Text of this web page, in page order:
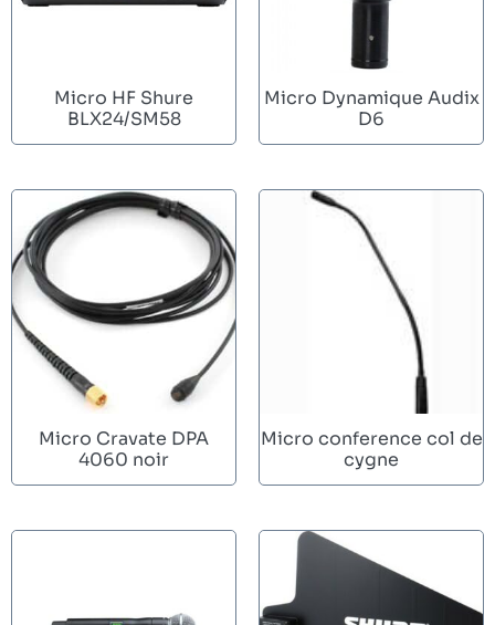
Micro HF Shure
BLX24/SM58
Micro Dynamique Audix
D6
Micro Cravate DPA
4060 noir
Micro conference col de
cygne